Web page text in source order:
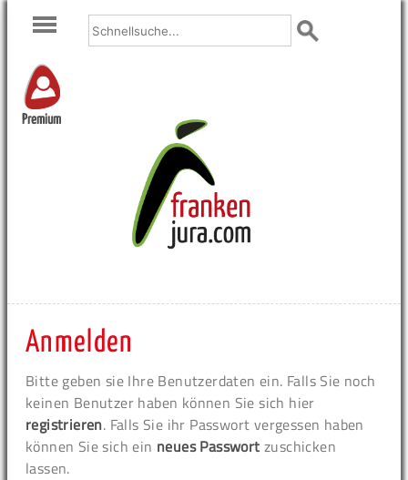
Premium
Anmelden
Bitte geben sie Ihre Benutzerdaten ein. Falls Sie noch
keinen Benutzer haben können Sie sich hier
registrieren. Falls Sie ihr Passwort vergessen haben
können Sie sich ein neues Passwort zuschicken
lassen.